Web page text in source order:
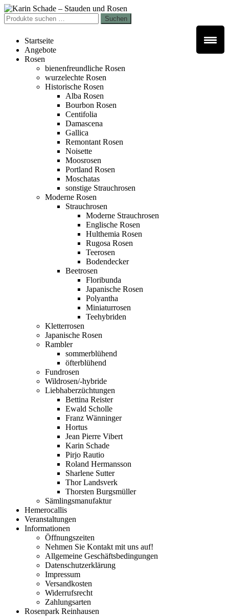
Zur
Navigation
springen
Zum
Inhalt
springen
Suchen
nach:
Suchen
Startseite
Angebote
Rosen
bienenfreundliche Rosen
wurzelechte Rosen
Historische Rosen
Alba Rosen
Bourbon Rosen
Centifolia
Damascena
Gallica
Remontant Rosen
Noisette
Moosrosen
Portland Rosen
Moschatas
sonstige Strauchrosen
Moderne Rosen
Strauchrosen
Moderne Strauchrosen
Englische Rosen
Hulthemia Rosen
Rugosa Rosen
Teerosen
Bodendecker
Beetrosen
Floribunda
Japanische Rosen
Polyantha
Miniaturrosen
Teehybriden
Kletterrosen
Japanische Rosen
Rambler
sommerblühend
öfterblühend
Fundrosen
Wildrosen/-hybride
Liebhaberzüchtungen
Bettina Reister
Ewald Scholle
Franz Wänninger
Hortus
Jean Pierre Vibert
Karin Schade
Pirjo Rautio
Roland Hermansson
Sharlene Sutter
Thor Landsverk
Thorsten Burgsmüller
Sämlingsmanufaktur
Hemerocallis
Veranstaltungen
Informationen
Öffnungszeiten
Nehmen Sie Kontakt mit uns auf!
Allgemeine Geschäftsbedingungen
Datenschutzerklärung
Impressum
Versandkosten
Widerrufsrecht
Zahlungsarten
Rosenpark Reinhausen